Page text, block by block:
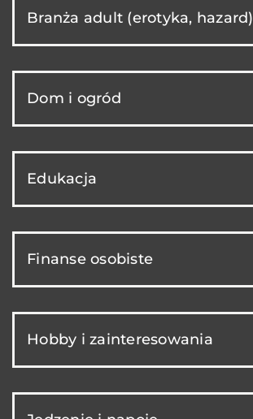
Branża adult (erotyka, hazard)
Dom i ogród
Edukacja
Finanse osobiste
Hobby i zainteresowania